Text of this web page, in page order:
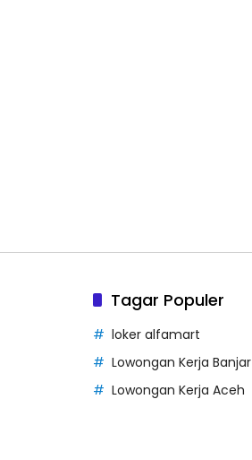
Tagar Populer
loker alfamart
Lowongan Kerja Banjar
Lowongan Kerja Aceh